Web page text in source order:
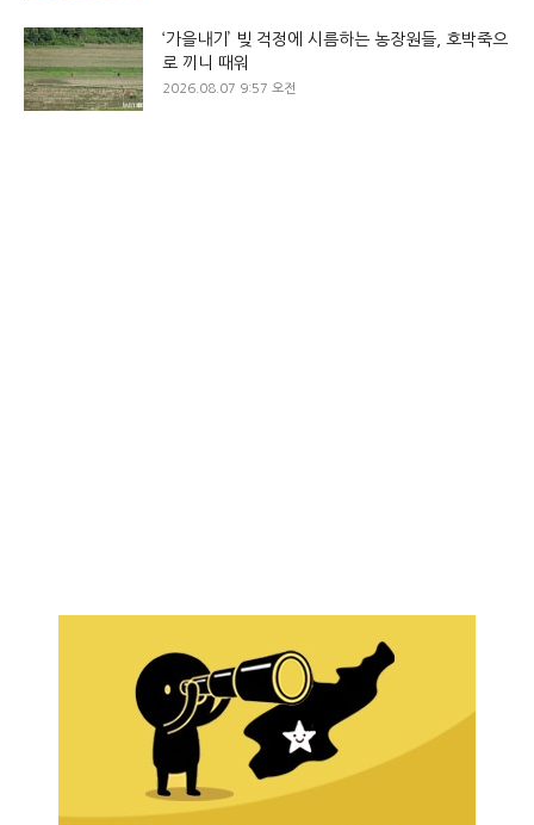
‘가을내기’ 빚 걱정에 시름하는 농장원들, 호박죽으
로 끼니 때워
2026.08.07 9:57 오전